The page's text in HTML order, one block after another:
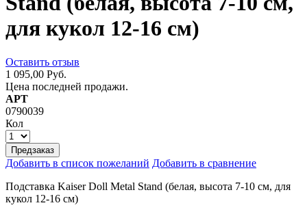
для кукол 12-16 см)
Оставить отзыв
1 095,00 Руб.
Цена последней продажи.
АРТ
0790039
Кол
Предзаказ
Добавить в список пожеланий Добавить в сравнение
Подставка Kaiser Doll Metal Stand (белая, высота 7-10 см, для
кукол 12-16 см)